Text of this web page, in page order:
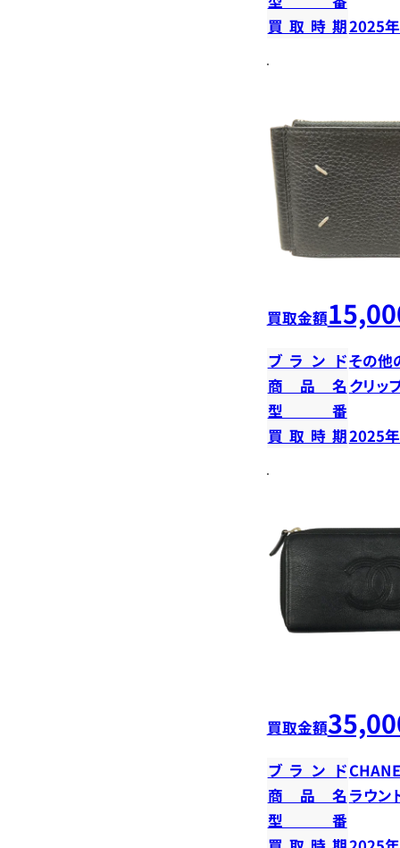
買取時期2025
買取金額
ブランドその他
商品名 クリッ
型番
買取時期2025
買取金額
ブランド
商品名 ラウン
型番